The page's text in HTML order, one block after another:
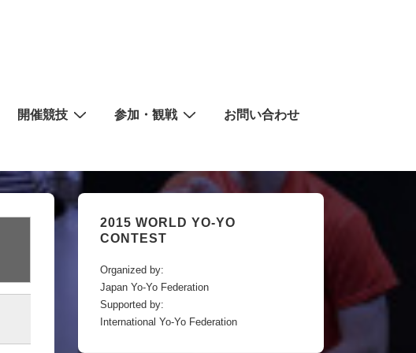
開催競技 参加・観戦 お問い合わせ
2015 WORLD YO-YO
CONTEST
Organized by:
Japan Yo-Yo Federation
Supported by:
International Yo-Yo Federation